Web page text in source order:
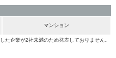
マンション
企業が2社未満のため発表しておりません。